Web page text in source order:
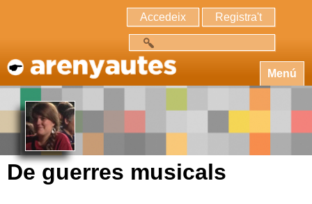
Accedeix Registra't
Menú
De guerres musicals